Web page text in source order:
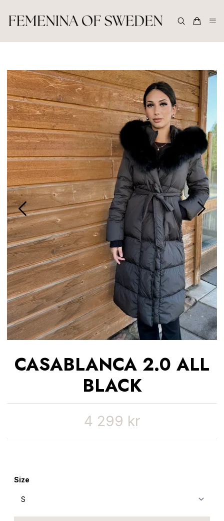
CASABLANCA 2.0 ALL
BLACK
4 299 kr
Size